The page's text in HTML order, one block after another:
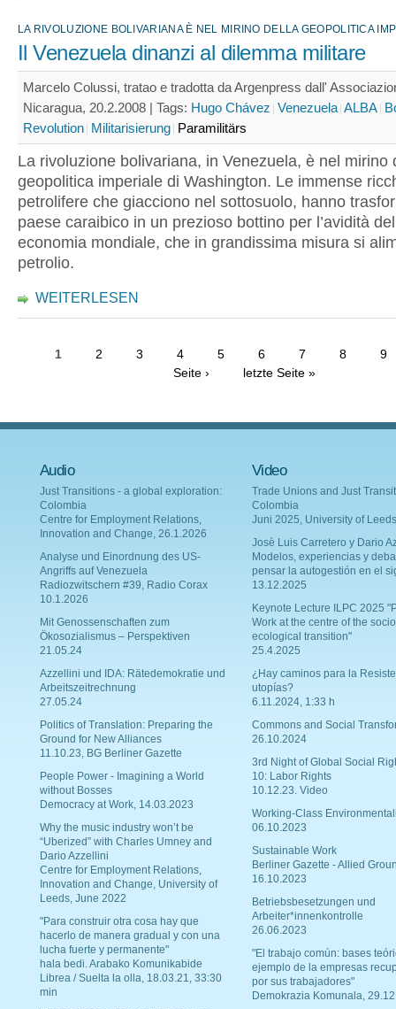
LA RIVOLUZIONE BOLIVARIANA È NEL MIRINO DELLA GEOPOLITICA
Il Venezuela dinanzi al dilemma militare
Marcelo Colussi, tratao e tradotta da Argenpress dall'
Nicaragua, 20.2.2008 | Tags: Hugo Chávez Venezuela ALBA
Revolution Militarisierung Paramilitärs
La rivoluzione bolivariana, in Venezuela, è nel mirino
geopolitica imperiale di Washington. Le immense
petrolifere che giacciono nel sottosuolo, hanno
paese caraibico in un prezioso bottino per l’avidità
economia mondiale, che in grandissima misura si
petrolio.
WEITERLESEN
1 2 3 4 5 6 7 8
9
Seite ›
letzte Seite »
Audio
Just Transitions - a global exploration:
Colombia
Centre for Employment Relations,
Innovation and Change, 26.1.2026
Analyse und Einordnung des US-
Angriffs auf Venezuela
Radiozwitschern #39, Radio Corax
10.1.2026
Mit Genossenschaften zum
Ökosozialismus – Perspektiven
21.05.24
Azzellini und IDA: Rätedemokratie und
Arbeitszeitrechnung
27.05.24
Politics of Translation: Preparing the
Ground for New Alliances
11.10.23, BG Berliner Gazette
People Power - Imagining a World
without Bosses
Democracy at Work, 14.03.2023
Why the music industry won’t be
“Uberized” with Charles Umney and
Dario Azzellini
Centre for Employment Relations,
Innovation and Change, University of
Leeds, June 2022
"Para construir otra cosa hay que
hacerlo de manera gradual y con una
lucha fuerte y permanente"
hala bedi. Arabako Komunikabide
Librea / Suelta la olla, 18.03.21, 33:30
min
Video
Trade Unions and Just
Colombia
Juni 2025, University of Leeds
Josè Luis Carretero y Dario
Modelos, experiencias y
pensar la autogestión en el
13.12.2025
Keynote Lecture ILPC 2025
Work at the centre of the
ecological transition"
25.4.2025
¿Hay caminos para la
utopías?
6.11.2024, 1:33 h
Commons and Social
26.10.2024
3rd Night of Global Social
10: Labor Rights
10.12.23. Video
Working-Class
06.10.2023
Sustainable Work
Berliner Gazette - Allied
16.10.2023
Betriebsbesetzungen und
Arbeiter*innenkontrolle
26.06.2023
"El trabajo común: bases
ejemplo de la empresas
por sus trabajadores"
Demokrazia Komunala,